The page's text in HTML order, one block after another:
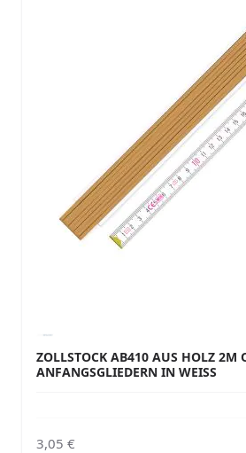
ZOLLSTOCK AB410 AUS HOLZ 2M
ANFANGSGLIEDERN IN WEISS
3,05 €